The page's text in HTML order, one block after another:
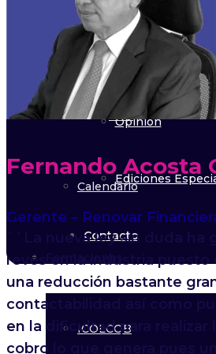
Regulación
Agenda
Opinión
Ediciones
Contacto
2012
2011
Calendario
Formaciones
ICOLCOB
Fernando Acosta
Gerente – Renovar
``La nueva ley sin duda ha
revés en la industria puesto
una reducción bastante
contactabilidad así como
en la dificultad para realizar
cobro lo que genera pues